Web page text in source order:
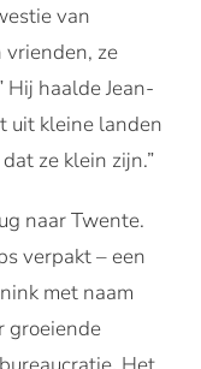
van
vrienden, ze
haalde Jean-
uit kleine landen
ze klein zijn.”
naar Twente.
verpakt – een
met naam
groeiende